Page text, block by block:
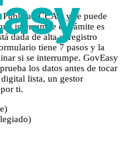
/ CCAA y se puede
interrumpe el trámite es
dada de alta el registro
tiene 7 pasos y la
si se interrumpe. GovEasy
los datos antes de tocar
lista, un gestor
ti.